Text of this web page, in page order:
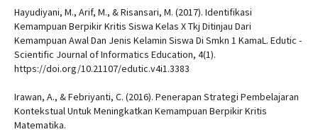
Hayudiyani, M., Arif, M., & Risansari, M. (2017). Identifikasi
Kemampuan Berpikir Kritis Siswa Kelas X Tkj Ditinjau Dari
Kemampuan Awal Dan Jenis Kelamin Siswa Di Smkn 1 KamaL. Edutic -
Scientific Journal of Informatics Education, 4(1).
https://doi.org/10.21107/edutic.v4i1.3383
Irawan, A., & Febriyanti, C. (2016). Penerapan Strategi Pembelajaran
Kontekstual Untuk Meningkatkan Kemampuan Berpikir Kritis
Matematika.